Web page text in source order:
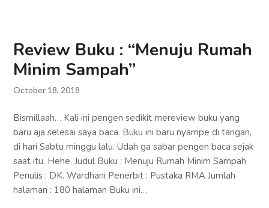
Review Buku : “Menuju Rumah
Minim Sampah”
October 18, 2018
Bismillaah… Kali ini pengen sedikit mereview buku yang
baru aja selesai saya baca. Buku ini baru nyampe di tangan,
di hari Sabtu minggu lalu. Udah ga sabar pengen baca sejak
saat itu. Hehe. Judul Buku : Menuju Rumah Minim Sampah
Penulis : DK. Wardhani Penerbit : Pustaka RMA Jumlah
halaman : 180 halaman Buku ini…